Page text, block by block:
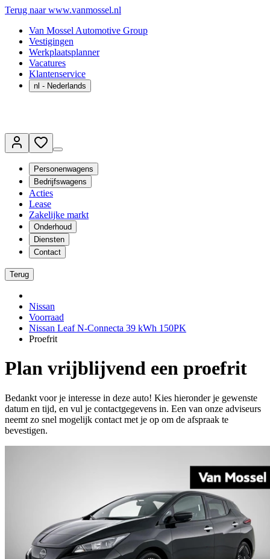
Terug naar www.vanmossel.nl
Van Mossel Automotive Group
Vestigingen
Werkplaatsplanner
Vacatures
Klantenservice
nl - Nederlands
Personenwagens
Bedrijfswagens
Acties
Lease
Zakelijke markt
Onderhoud
Diensten
Contact
Terug
Nissan
Voorraad
Nissan Leaf N-Connecta 39 kWh 150PK
Proefrit
Plan vrijblijvend een proefrit
Bedankt voor je interesse in deze auto! Kies hieronder je gewenste
datum en tijd, en vul je contactgegevens in. Een van onze adviseurs
neemt zo snel mogelijk contact met je op om de afspraak te
bevestigen.